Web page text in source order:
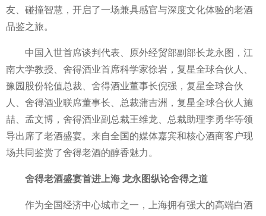
友、碰撞智慧，开启了一场兼具感官与深度文化体验的老酒
品鉴之旅。
中国入世首席谈判代表、原外经贸部副部长龙永图，江
南大学教授、舍得酒业首席科学家徐岩，复星全球合伙人、
豫园股份轮值总裁、舍得酒业董事长倪强，复星全球合伙
人、舍得酒业联席董事长、总裁蒲吉洲，复星全球合伙人施
喆、孟文博，舍得酒业副总裁王维龙、总裁助理李勇华等领
导出席了老酒盛宴。来自全国的媒体嘉宾和核心酒商客户现
场共同鉴赏了舍得老酒的醇香魅力。
舍得老酒盛宴首进上海 龙永图纵论舍得之道
作为全国经济中心城市之一，上海拥有强大的高端白酒